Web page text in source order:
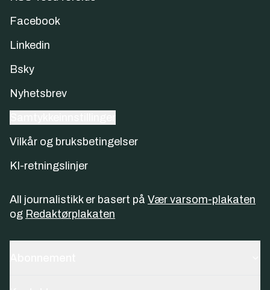
Facebook
Linkedin
Bsky
Nyhetsbrev
Vilkår og bruksbetingelser
KI-retningslinjer
All journalistikk er basert på Vær varsom-plakaten
og Redaktørplakaten